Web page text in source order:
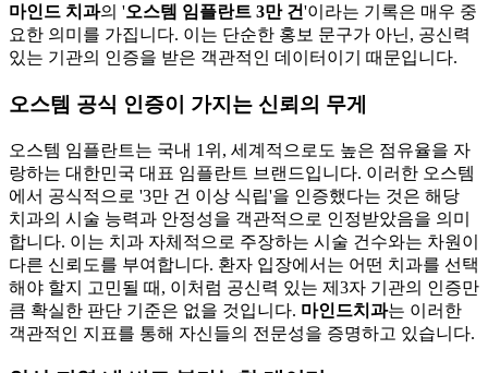
마인드 치과의 '오스템 임플란트 3만 건'이라는 기록은 매우 중
요한 의미를 가집니다. 이는 단순한 홍보 문구가 아닌, 공신력
있는 기관의 인증을 받은 객관적인 데이터이기 때문입니다.
오스템 공식 인증이 가지는 신뢰의 무게
오스템 임플란트는 국내 1위, 세계적으로도 높은 점유율을 자
랑하는 대한민국 대표 임플란트 브랜드입니다. 이러한 오스템
에서 공식적으로 '3만 건 이상 식립'을 인증했다는 것은 해당
치과의 시술 능력과 안정성을 객관적으로 인정받았음을 의미
합니다. 이는 치과 자체적으로 주장하는 시술 건수와는 차원이
다른 신뢰도를 부여합니다. 환자 입장에서는 어떤 치과를 선택
해야 할지 고민될 때, 이처럼 공신력 있는 제3자 기관의 인증만
큼 확실한 판단 기준은 없을 것입니다. 마인드치과는 이러한
객관적인 지표를 통해 자신들의 전문성을 증명하고 있습니다.